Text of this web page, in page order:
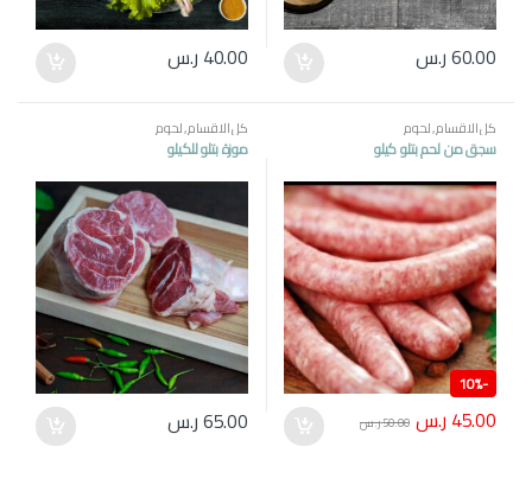
60.00ر.س 40.00 ر.س
كل الاقسام,لحوم
سجق من لحم بتلو كيلو
-
10%
45.00 ر.س 50.00ر.س
كل الاقسام,لحوم
موزة بتلو للكيلو
65.00ر.س